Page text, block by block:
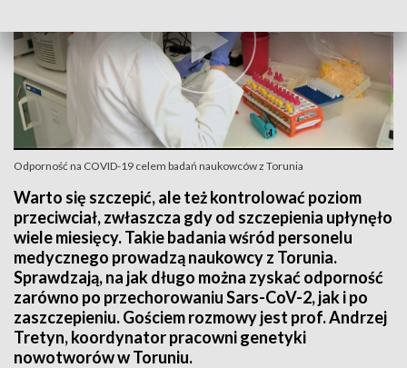
Odporność na COVID-19 celem badań naukowców z Torunia
Warto się szczepić, ale też kontrolować poziom
przeciwciał, zwłaszcza gdy od szczepienia upłynęło
wiele miesięcy. Takie badania wśród personelu
medycznego prowadzą naukowcy z Torunia.
Sprawdzają, na jak długo można zyskać odporność
zarówno po przechorowaniu Sars-CoV-2, jak i po
zaszczepieniu. Gościem rozmowy jest prof. Andrzej
Tretyn, koordynator pracowni genetyki
nowotworów w Toruniu.